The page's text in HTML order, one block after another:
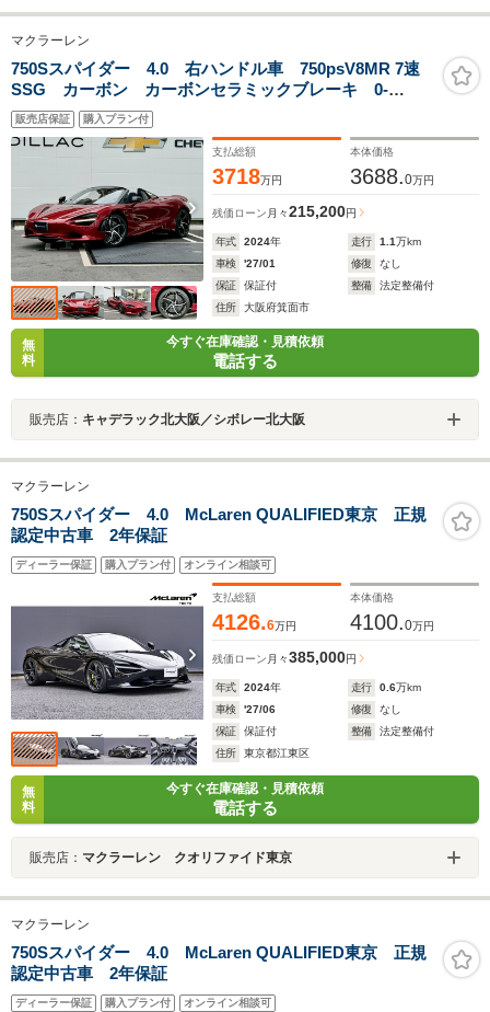
マクラーレン
750Sスパイダー 4.0 右ハンドル車 750psV8MR 7速
SSG カーボン カーボンセラミックブレーキ 0-
100km/h2.8秒 ABS TCS ESC 電動調整式ステアリン
グ VDC ヒルホールドアシスト ドライサンプ ツイン
スクロールターボ
販売店保証 購入プラン付
支払総額
3718万円
本体価格
3688.0万円
残価ローン 月々215,200円
年式 2024年 走行 1.1万km
車検
'27/01 修復
なし
保証
保証付 整備
法定整備付
住所
大阪府箕面市
無
料
今すぐ在庫確認・見積依頼
電話する
販売店： キャデラック北大阪／シボレー北大阪
マクラーレン
750Sスパイダー 4.0 McLaren QUALIFIED東京 正規
認定中古車 2年保証
ディーラー保証 購入プラン付 オンライン相談可
支払総額
4126.6万円
本体価格
4100.0万円
残価ローン 月々385,000円
年式 2024年 走行 0.6万km
車検
'27/06 修復
なし
保証
保証付 整備
法定整備付
住所
東京都江東区
無
料
今すぐ在庫確認・見積依頼
電話する
販売店： マクラーレン クオリファイド東京
マクラーレン
750Sスパイダー 4.0 McLaren QUALIFIED東京 正規
認定中古車 2年保証
ディーラー保証 購入プラン付 オンライン相談可